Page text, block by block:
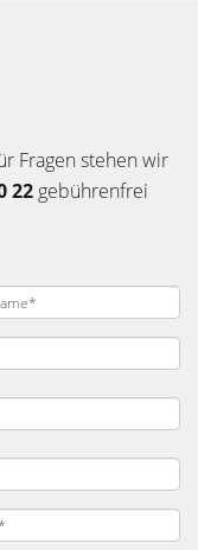
Fragen stehen wir
22 gebührenfrei